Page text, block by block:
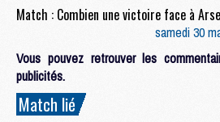
samedi 30
Vous pouvez retrouver les
publicités.
Match lié